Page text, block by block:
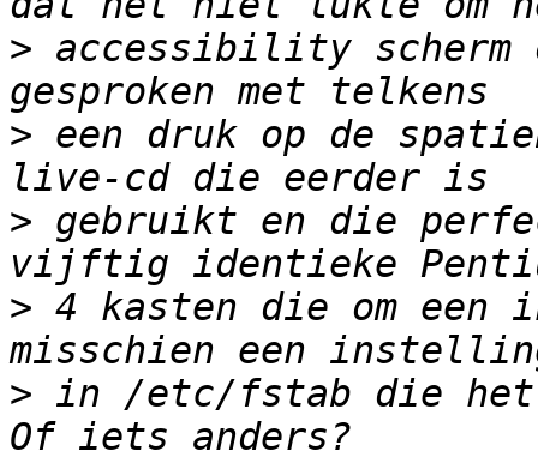
> accessibility scherm
> een druk op de
> gebruikt en die
> 4 kasten die om
> in /etc/fstab die het